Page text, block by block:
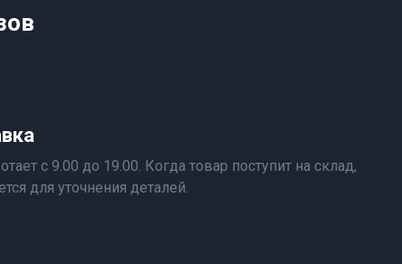
с 9.00 до 19.00. Когда товар поступит на склад,
для уточнения деталей.